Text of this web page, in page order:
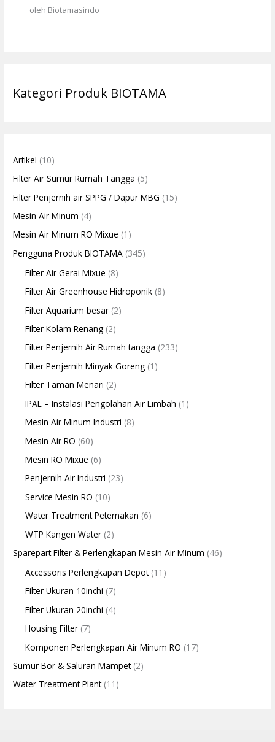
oleh Biotamasindo
Kategori Produk BIOTAMA
Artikel (10)
Filter Air Sumur Rumah Tangga (5)
Filter Penjernih air SPPG / Dapur MBG (15)
Mesin Air Minum (4)
Mesin Air Minum RO Mixue (1)
Pengguna Produk BIOTAMA (345)
Filter Air Gerai Mixue (8)
Filter Air Greenhouse Hidroponik (8)
Filter Aquarium besar (2)
Filter Kolam Renang (2)
Filter Penjernih Air Rumah tangga (233)
Filter Penjernih Minyak Goreng (1)
Filter Taman Menari (2)
IPAL – Instalasi Pengolahan Air Limbah (1)
Mesin Air Minum Industri (8)
Mesin Air RO (60)
Mesin RO Mixue (6)
Penjernih Air Industri (23)
Service Mesin RO (10)
Water Treatment Peternakan (6)
WTP Kangen Water (2)
Sparepart Filter & Perlengkapan Mesin Air Minum (46)
Accessoris Perlengkapan Depot(11)
Filter Ukuran 10inchi (7)
Filter Ukuran 20inchi (4)
Housing Filter (7)
Komponen Perlengkapan Air Minum RO (17)
Sumur Bor & Saluran Mampet(2)
Water Treatment Plant(11)